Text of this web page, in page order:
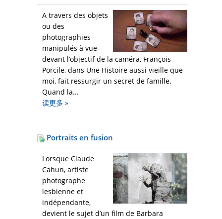
A travers des objets
ou des
photographies
manipulés à vue
devant l’objectif de la caméra, François
Porcile, dans Une Histoire aussi vieille que
moi, fait ressurgir un secret de famille.
Quand la...
读更多 »
Portraits en fusion
Lorsque Claude
Cahun, artiste
photographe
lesbienne et
indépendante,
devient le sujet d’un film de Barbara